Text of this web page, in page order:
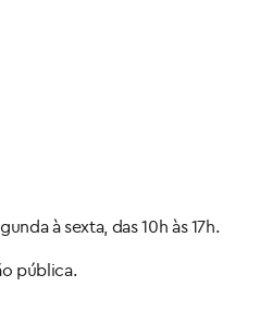
à sexta, das 10h às 17h.
pública.